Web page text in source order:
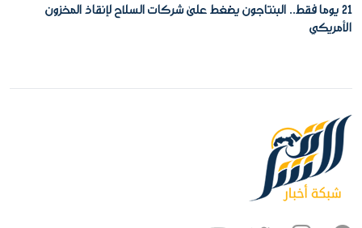
21 يوما فقط.. البنتاجون يضغط على شركات السلاح لإنقاذ المخزون
الأمريكي